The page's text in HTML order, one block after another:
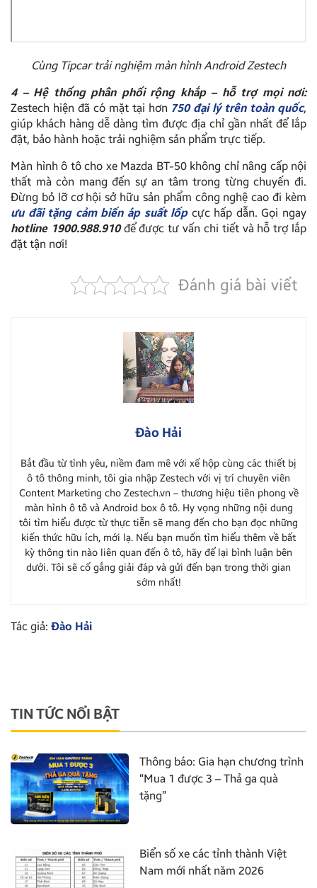
Cùng Tipcar trải nghiệm màn hình Android Zestech
4 – Hệ thống phân phối rộng khắp – hỗ trợ mọi nơi:
Zestech hiện đã có mặt tại hơn 750 đại lý trên toàn quốc,
giúp khách hàng dễ dàng tìm được địa chỉ gần nhất để lắp
đặt, bảo hành hoặc trải nghiệm sản phẩm trực tiếp.
Màn hình ô tô cho xe Mazda BT-50 không chỉ nâng cấp nội
thất mà còn mang đến sự an tâm trong từng chuyến đi.
Đừng bỏ lỡ cơ hội sở hữu sản phẩm công nghệ cao đi kèm
ưu đãi tặng cảm biến áp suất lốpcực hấp dẫn. Gọi ngay
hotline 1900.988.910để được tư vấn chi tiết và hỗ trợ lắp
đặt tận nơi!
Đánh giá bài viết
Đào Hải
Bắt đầu từ tình yêu, niềm đam mê với xế hộp cùng các thiết bị
ô tô thông minh, tôi gia nhập Zestech với vị trí chuyên viên
Content Marketing cho Zestech.vn – thương hiệu tiên phong về
màn hình ô tô và Android box ô tô. Hy vọng những nội dung
tôi tìm hiểu được từ thực tiễn sẽ mang đến cho bạn đọc những
kiến thức hữu ích, mới lạ. Nếu bạn muốn tìm hiểu thêm về bất
kỳ thông tin nào liên quan đến ô tô, hãy để lại bình luận bên
dưới. Tôi sẽ cố gắng giải đáp và gửi đến bạn trong thời gian
sớm nhất!
Tác giả: Đào Hải
TIN TỨC NỔI BẬT
Thông báo: Gia hạn chương trình
“Mua 1 được 3 – Thả ga quà
tặng”
Biển số xe các tỉnh thành Việt
Nam mới nhất năm 2026